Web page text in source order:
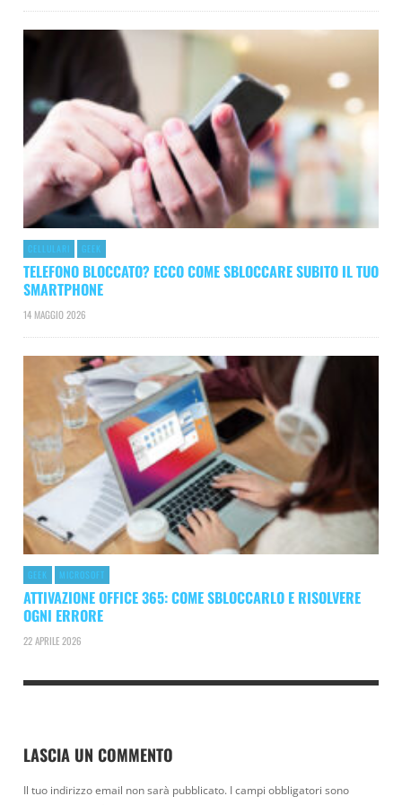
CELLULARI GEEK
TELEFONO BLOCCATO? ECCO COME SBLOCCARE SUBITO IL TUO
SMARTPHONE
14 MAGGIO 2026
GEEK MICROSOFT
ATTIVAZIONE OFFICE 365: COME SBLOCCARLO E RISOLVERE
OGNI ERRORE
22 APRILE 2026
LASCIA UN COMMENTO
Il tuo indirizzo email non sarà pubblicato. I campi obbligatori sono